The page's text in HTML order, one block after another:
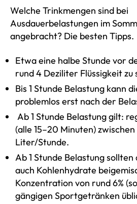
Welche Trinkmengen sind bei
Ausdauerbelastungen im
angebracht? Die besten Tipps.
Etwa eine halbe Stunde vor
rund 4 Deziliter Flüssigkeit zu
Bis 1 Stunde Belastung kann
problemlos erst nach der
Ab 1 Stunde Belastung gilt:
(alle 15–20 Minuten) zwischen
Liter/Stunde.
Ab 1 Stunde Belastung
auch Kohlenhydrate
Konzentration von rund 6%
gängigen Sportgetränken